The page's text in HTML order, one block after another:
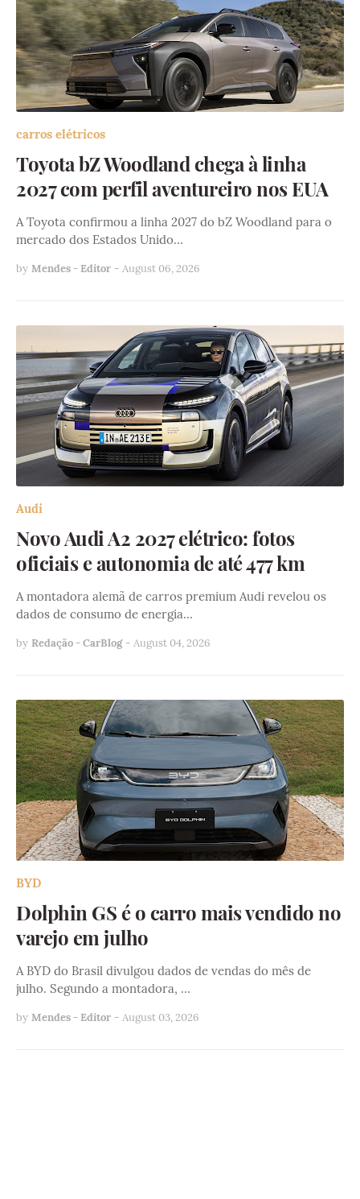
carros elétricos
Toyota bZ Woodland chega à linha
2027 com perfil aventureiro nos EUA
A Toyota confirmou a linha 2027 do bZ Woodland para o
mercado dos Estados Unido…
by Mendes - Editor - August 06, 2026
Audi
Novo Audi A2 2027 elétrico: fotos
oficiais e autonomia de até 477 km
A montadora alemã de carros premium Audi revelou os
dados de consumo de energia…
by Redação - CarBlog - August 04, 2026
BYD
Dolphin GS é o carro mais vendido no
varejo em julho
A BYD do Brasil divulgou dados de vendas do mês de
julho. Segundo a montadora, …
by Mendes - Editor - August 03, 2026